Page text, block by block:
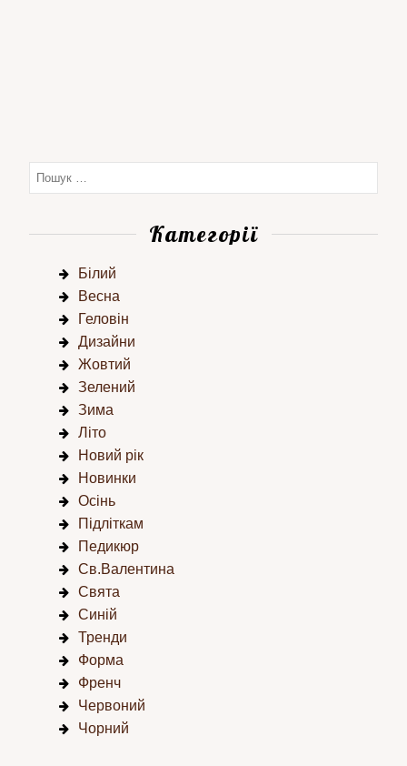
Категорії
Білий
Весна
Геловін
Дизайни
Жовтий
Зелений
Зима
Літо
Новий рік
Новинки
Осінь
Підліткам
Педикюр
Св.Валентина
Свята
Синій
Тренди
Форма
Френч
Червоний
Чорний